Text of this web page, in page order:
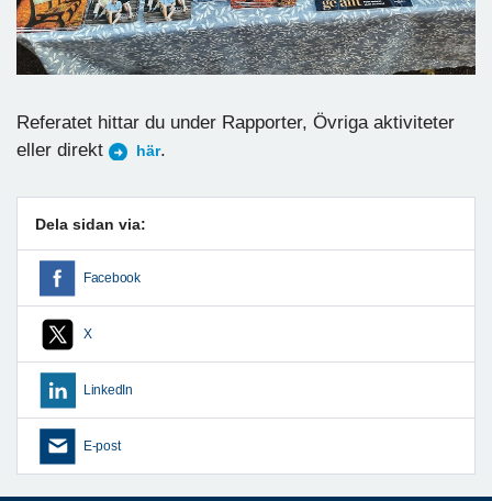
Referatet hittar du under Rapporter, Övriga aktiviteter
eller direkt
här.
Dela sidan via:
Facebook
X
LinkedIn
E-post